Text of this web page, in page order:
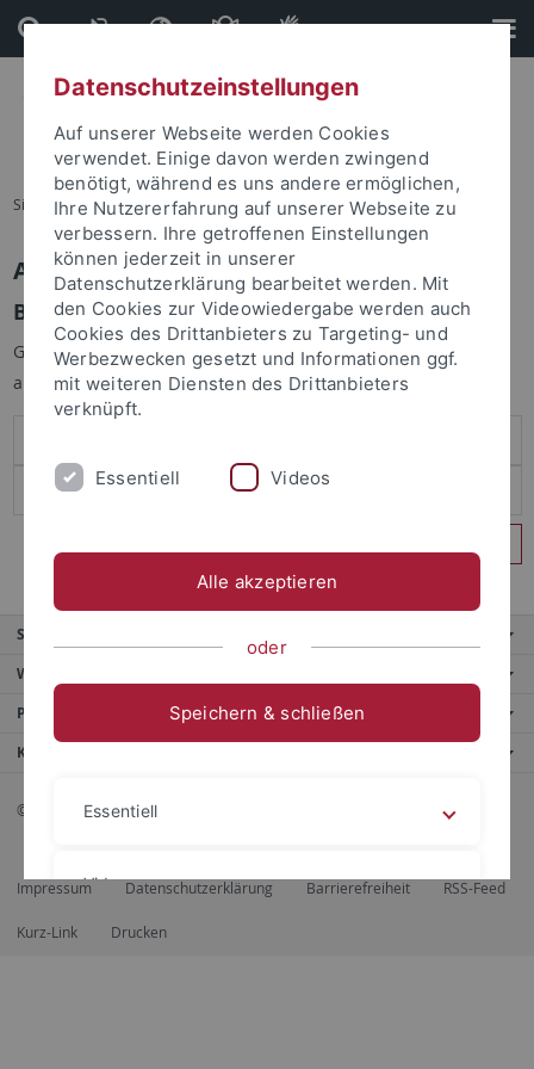
Direkt
zum
Inhalt
Direkt
zur
Fußleiste
Sie sind hier: Startseite
Anmelden
Benutzeranmeldung
Geben Sie Ihren Benutzernamen und Ihr Passwort an um sich
anzumelden:
Service
Weitere Angebote
Portale
Kontaktinfo
© 2026 Eberhard Karls Universität Tübingen, Tübingen
Impressum Datenschutzerklärung Barrierefreiheit RSS-Feed
Kurz-Link Drucken
Datenschutzeinstellungen
Auf unserer Webseite werden Cookies
verwendet. Einige davon werden zwingend
benötigt, während es uns andere ermöglichen,
Ihre Nutzererfahrung auf unserer Webseite zu
verbessern. Ihre getroffenen Einstellungen
können jederzeit in unserer
Datenschutzerklärung bearbeitet werden. Mit
den Cookies zur Videowiedergabe werden auch
Cookies des Drittanbieters zu Targeting- und
Werbezwecken gesetzt und Informationen ggf.
mit weiteren Diensten des Drittanbieters
verknüpft.
Essentiell Videos
Alle akzeptieren
oder
Speichern & schließen
Essentiell
Videos